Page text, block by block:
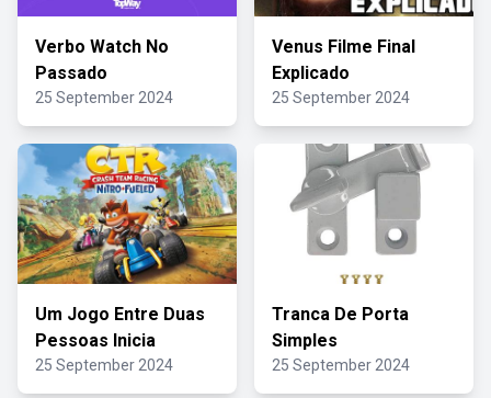
Verbo Watch No
Passado
25 September 2024
Venus Filme Final
Explicado
25 September 2024
Um Jogo Entre Duas
Pessoas Inicia
25 September 2024
Tranca De Porta
Simples
25 September 2024